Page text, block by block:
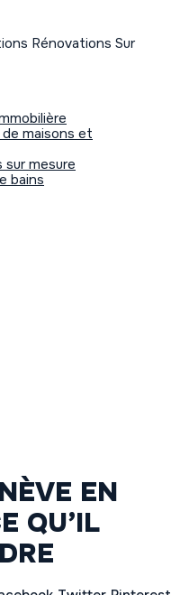
Rénovations Sur
maisons et
sur mesure
bains
EN
QU’IL